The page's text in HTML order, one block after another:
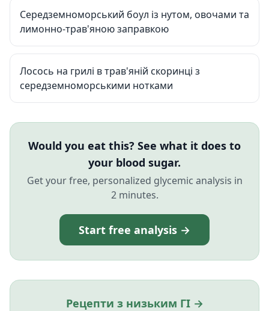
Середземноморський боул із нутом, овочами та
лимонно-трав'яною заправкою
Лосось на грилі в трав'яній скоринці з
середземноморськими нотками
Would you eat this? See what it does to
your blood sugar.
Get your free, personalized glycemic analysis in
2 minutes.
Start free analysis →
Рецепти з низьким ГІ →